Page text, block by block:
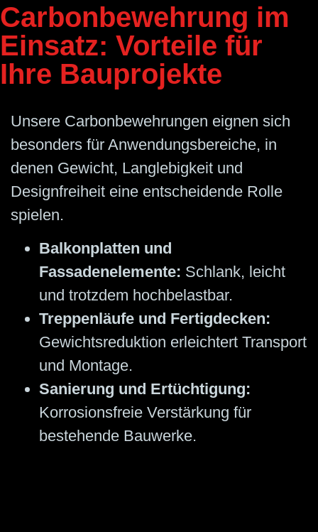
Carbon­bewehrung im
Einsatz: Vorteile für
Ihre Bauprojekte
Unsere Carbonbewehrungen eignen sich
besonders für Anwendungsbereiche, in
denen Gewicht, Langlebigkeit und
Designfreiheit eine entscheidende Rolle
spielen.
Balkonplatten und
Fassadenelemente: Schlank, leicht
und trotzdem hochbelastbar.
Treppenläufe und Fertigdecken:
Gewichtsreduktion erleichtert Transport
und Montage.
Sanierung und Ertüchtigung:
Korrosionsfreie Verstärkung für
bestehende Bauwerke.